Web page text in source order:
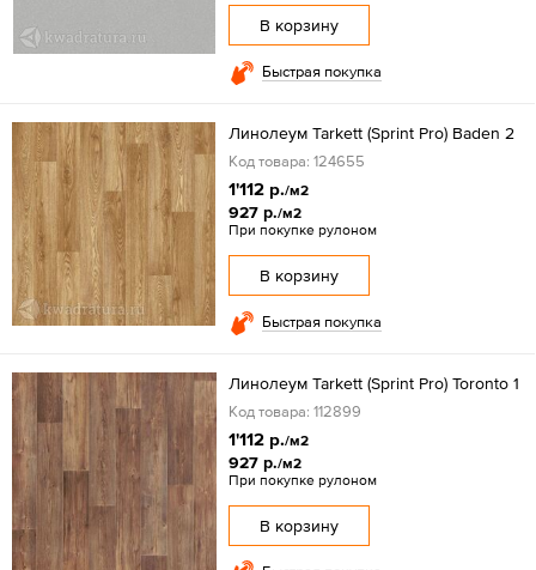
В корзину
Быстрая покупка
Линолеум Tarkett (Sprint Pro) Baden 2
Код товара: 124655
1'112 р./м2
927 р./м2
При покупке рулоном
В корзину
Быстрая покупка
Линолеум Tarkett (Sprint Pro) Toronto 1
Код товара: 112899
1'112 р./м2
927 р./м2
При покупке рулоном
В корзину